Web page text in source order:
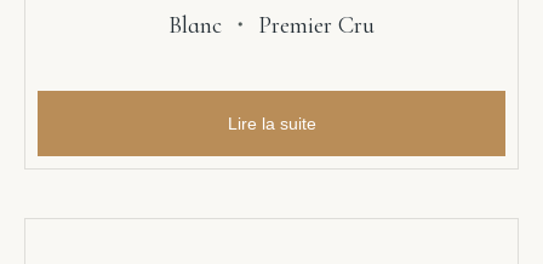
Blanc ・ Premier Cru
Lire la suite